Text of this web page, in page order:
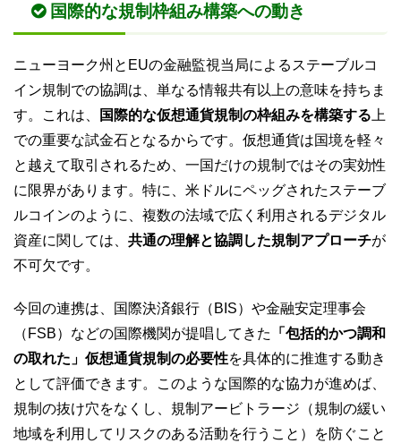
国際的な規制枠組み構築への動き
ニューヨーク州とEUの金融監視当局によるステーブルコ
イン規制での協調は、単なる情報共有以上の意味を持ちま
す。これは、
国際的な仮想通貨規制の枠組みを構築する 上
での重要な試金石となるからです。仮想通貨は国境を軽々
と越えて取引されるため、一国だけの規制ではその実効性
に限界があります。特に、米ドルにペッグされたステーブ
ルコインのように、複数の法域で広く利用されるデジタル
資産に関しては、 共通の理解と協調した規制アプローチが
不可欠です。
今回の連携は、国際決済銀行（BIS）や金融安定理事会
（FSB）などの国際機関が提唱してきた
「包括的かつ調和
の取れた」仮想通貨規制の必要性を具体的に推進する動き
として評価できます。このような国際的な協力が進めば、
規制の抜け穴をなくし、規制アービトラージ（規制の緩い
地域を利用してリスクのある活動を行うこと）を防ぐこと